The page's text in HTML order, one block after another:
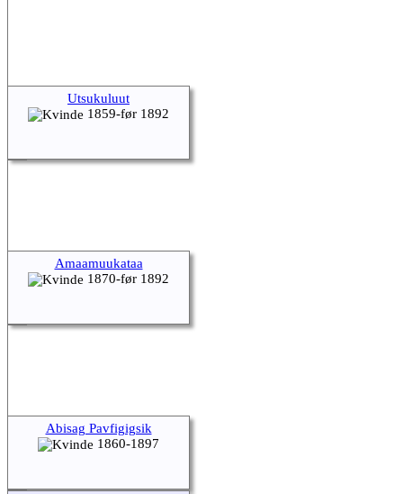
Utsukuluut
1859-før 1892
Amaamuukataa
1870-før 1892
Abisag Pavfigigsik
1860-1897